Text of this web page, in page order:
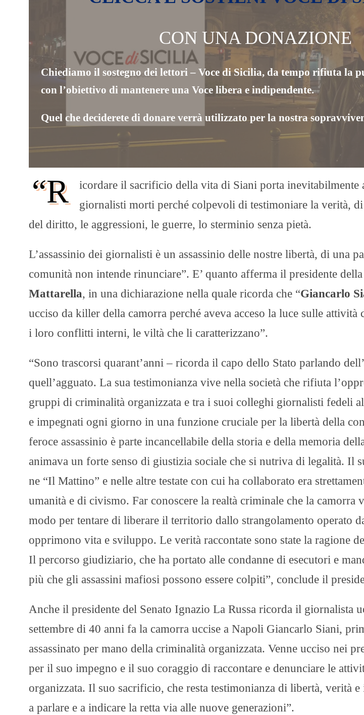
CON UNA DONAZIONE
Chiediamo il sostegno dei lettori – Voce di Sicilia, da tempo rifiuta la
con l’obiettivo di mantenere una Voce libera e indipendente.
Quel che deciderete di donare verrà utilizzato per la nostra
“R
icordare il sacrificio della vita di Siani porta inevitabilmente
giornalisti morti perché colpevoli di testimoniare la verità,
del diritto, le aggressioni, le guerre, lo sterminio senza pietà.
L’assassinio dei giornalisti è un assassinio delle nostre libertà, di una
comunità non intende rinunciare”. E’ quanto afferma il presidente
Mattarella, in una dichiarazione nella quale ricorda che “Giancarlo
ucciso da killer della camorra perché aveva acceso la luce sulle
i loro conflitti interni, le viltà che li caratterizzano”.
“Sono trascorsi quarant’anni – ricorda il capo dello Stato parlando
quell’agguato. La sua testimonianza vive nella società che rifiuta
gruppi di criminalità organizzata e tra i suoi colleghi giornalisti fedeli
e impegnati ogni giorno in una funzione cruciale per la libertà della
feroce assassinio è parte incancellabile della storia e della memoria
animava un forte senso di giustizia sociale che si nutriva di legalità. Il
ne “Il Mattino” e nelle altre testate con cui ha collaborato era
umanità e di civismo. Far conoscere la realtà criminale che la camorra
modo per tentare di liberare il territorio dallo strangolamento operato
opprimono vita e sviluppo. Le verità raccontate sono state la ragione
Il percorso giudiziario, che ha portato alle condanne di esecutori e
più che gli assassini mafiosi possono essere colpiti”, conclude il
Anche il presidente del Senato Ignazio La Russa ricorda il giornalista
settembre di 40 anni fa la camorra uccise a Napoli Giancarlo Siani,
assassinato per mano della criminalità organizzata. Venne ucciso nei
per il suo impegno e il suo coraggio di raccontare e denunciare le
organizzata. Il suo sacrificio, che resta testimonianza di libertà, verità
a parlare e a indicare la retta via alle nuove generazioni”.